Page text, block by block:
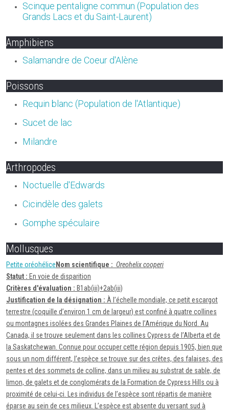
Scinque pentaligne commun (Population des
Grands Lacs et du Saint-Laurent)
Amphibiens
Salamandre de Coeur d'Alène
Poissons
Requin blanc (Population de l'Atlantique)
Sucet de lac
Milandre
Arthropodes
Noctuelle d'Edwards
Cicindèle des galets
Gomphe spéculaire
Mollusques
Petite oréohélice Nom scientifique : Oreohelix cooperi
Statut : En voie de disparition
Critères d'évaluation : B1ab(iii)+2ab(iii)
Justification de la désignation : À l’échelle mondiale, ce petit escargot
terrestre (coquille d’environ 1 cm de largeur) est confiné à quatre collines
ou montagnes isolées des Grandes Plaines de l’Amérique du Nord. Au
Canada, il se trouve seulement dans les collines Cypress de l’Alberta et de
la Saskatchewan. Connue pour occuper cette région depuis 1905, bien que
sous un nom différent, l’espèce se trouve sur des crêtes, des falaises, des
pentes et des sommets de colline, dans un milieu au substrat de sable, de
limon, de galets et de conglomérats de la Formation de Cypress Hills ou à
proximité de celui-ci. Les individus de l’espèce sont répartis de manière
éparse au sein de ces milieux. L’espèce est absente du versant sud à